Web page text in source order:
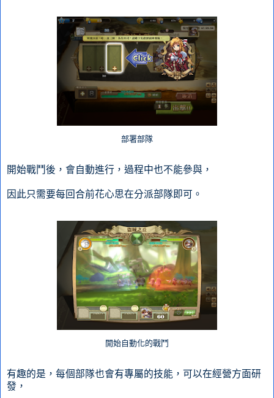
部署部隊
開始戰鬥後，會自動進行，過程中也不能參與，
因此只需要每回合前花心思在分派部隊即可。
開始自動化的戰鬥
有趣的是，每個部隊也會有專屬的技能，可以在經營方面研
發，